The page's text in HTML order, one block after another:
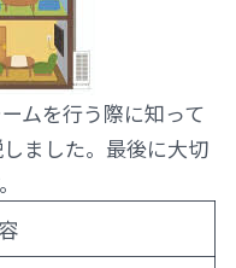
ムを行う際に知って
ました。最後に大切